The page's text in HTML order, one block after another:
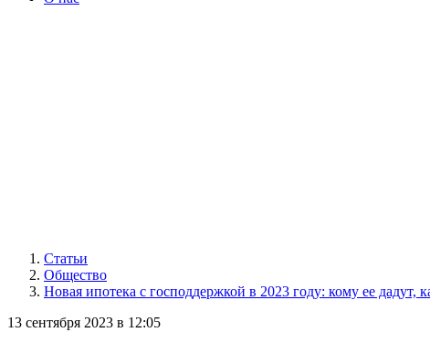
Статьи
Общество
Новая ипотека с господдержкой в 2023 году: кому ее дадут,
13 сентября 2023 в 12:05